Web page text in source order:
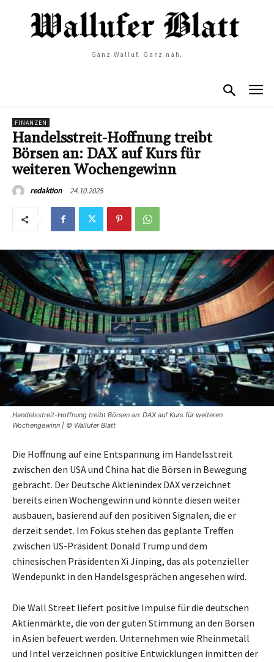
Ganz Walluf. Ganz nah.
FINANZEN
Handelsstreit-Hoffnung treibt
Börsen an: DAX auf Kurs für
weiteren Wochengewinn
redaktion 24.10.2025
Handelsstreit-Hoffnung treibt Börsen an: DAX auf Kurs für weiteren
Wochengewinn | © Wallufer Blatt
Die Hoffnung auf eine Entspannung im Handelsstreit
zwischen den USA und China hat die Börsen in Bewegung
gebracht. Der Deutsche Aktienindex DAX verzeichnet
bereits einen Wochengewinn und könnte diesen weiter
ausbauen, basierend auf den positiven Signalen, die er
derzeit sendet. Im Fokus stehen das geplante Treffen
zwischen US-Präsident Donald Trump und dem
chinesischen Präsidenten Xi Jinping, das als potenzieller
Wendepunkt in den Handelsgesprächen angesehen wird.
Die Wall Street liefert positive Impulse für die deutschen
Aktienmärkte, die von der guten Stimmung an den Börsen
in Asien befeuert werden. Unternehmen wie Rheinmetall
und Intel verzeichnen positive Entwicklungen inmitten der